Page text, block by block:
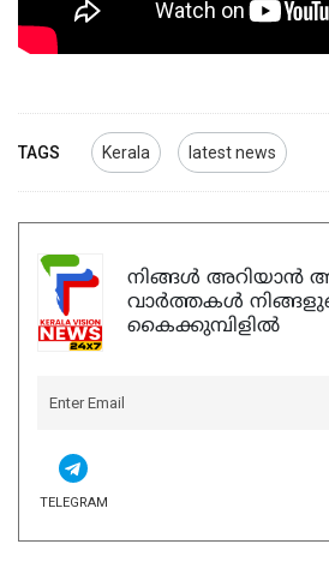
TAGS Kerala latest news
നിങ്ങൾ അറിയാൻ
വാർത്തകൾ
കൈക്കുമ്പിളിൽ
TELEGRAM